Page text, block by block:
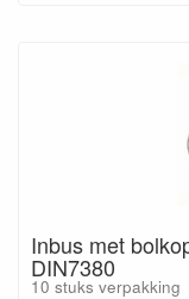
Inbus met
DIN7380
10 stuks verpakking